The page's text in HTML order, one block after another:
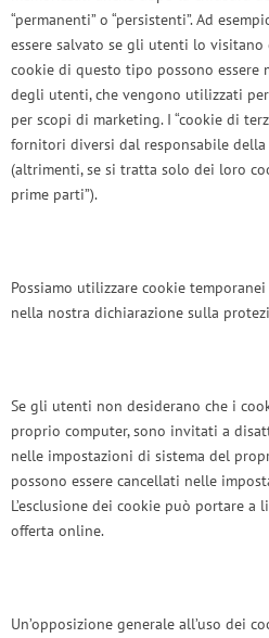
“permanenti” o “persistenti”. Ad
essere salvato se gli utenti lo
cookie di questo tipo possono essere
degli utenti, che vengono utilizzati
per scopi di marketing. I “cookie di
fornitori diversi dal responsabile
(altrimenti, se si tratta solo dei loro
prime parti”).
Possiamo utilizzare cookie
nella nostra dichiarazione sulla
Se gli utenti non desiderano che i
proprio computer, sono invitati a
nelle impostazioni di sistema del
possono essere cancellati nelle
L’esclusione dei cookie può portare
offerta online.
Un’opposizione generale all’uso dei